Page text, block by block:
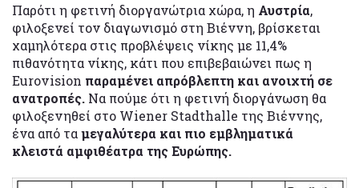
Παρότι η φετινή διοργανώτρια χώρα, η Αυστρία,
φιλοξενεί τον διαγωνισμό στη Βιέννη, βρίσκεται
χαμηλότερα στις προβλέψεις νίκης με 11,4%
πιθανότητα νίκης, κάτι που επιβεβαιώνει πως η
Eurovision παραμένει απρόβλεπτη και ανοιχτή σε
ανατροπές. Να πούμε ότι η φετινή διοργάνωση θα
φιλοξενηθεί στο Wiener Stadthalle της Βιέννης,
ένα από ταμεγαλύτερα και πιο εμβληματικά
κλειστά αμφιθέατρα της Ευρώπης.